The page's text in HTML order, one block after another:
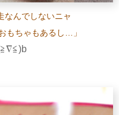
なんでしないニャ
もちゃもあるし…」